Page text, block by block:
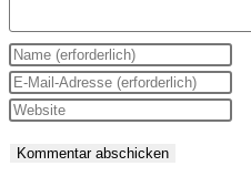
Gib
deinen
Namen
Benutzernamen
Gib
deine
Mail-
Gib
Website-